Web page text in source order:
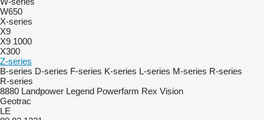
W650
X-series
X9
X9 1000
X300
Z-series
B-series D-series F-series K-series L-series M-series R-series
R-series
8880 Landpower Legend Powerfarm Rex Vision
Geotrac
LE